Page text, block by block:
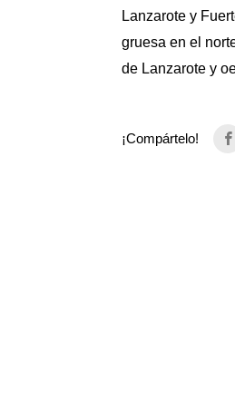
Lanzarote y
gruesa en el
de Lanzarote y
¡Compártelo!